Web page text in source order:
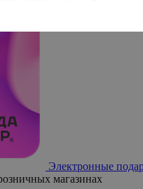
Электронные
магазинах